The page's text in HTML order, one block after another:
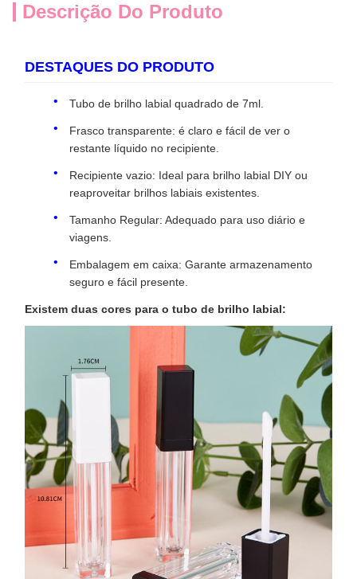
Descrição Do Produto
DESTAQUES DO PRODUTO
Tubo de brilho labial quadrado de 7ml.
Frasco transparente: é claro e fácil de ver o
restante líquido no recipiente.
Recipiente vazio: Ideal para brilho labial DIY ou
reaproveitar brilhos labiais existentes.
Tamanho Regular: Adequado para uso diário e
viagens.
Embalagem em caixa: Garante armazenamento
seguro e fácil presente.
Existem duas cores para o tubo de brilho labial: